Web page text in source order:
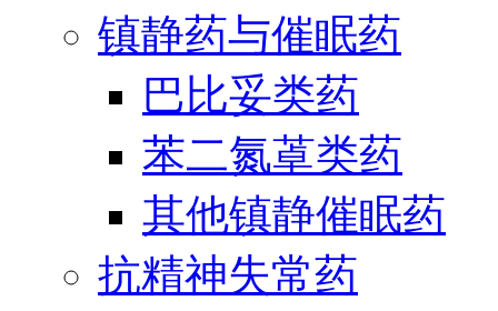
镇静药与催眠药
巴比妥类药
苯二氮䓬类药
其他镇静催眠药
抗精神失常药